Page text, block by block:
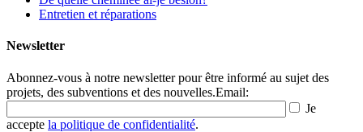
Entretien et réparations
Newsletter
Abonnez-vous à notre newsletter pour être informé au sujet des
projets, des subventions et des nouvelles.Email:
Je
accepte la politique de confidentialité.